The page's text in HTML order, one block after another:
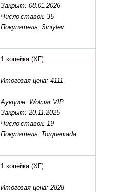
Закрыт: 08.01.2026
Число ставок: 35
Покупатель: Siniylev
1 копейка(XF)
Итоговая цена: 4111
Аукцион: Wolmar VIP
Закрыт: 20.11.2025
Число ставок: 19
Покупатель: Torquemada
1 копейка(XF)
Итоговая цена: 2828